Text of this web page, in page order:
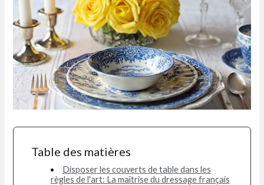
Table des matières
Disposer les couverts de table dans les
règles de l'art: La maîtrise du dressage français